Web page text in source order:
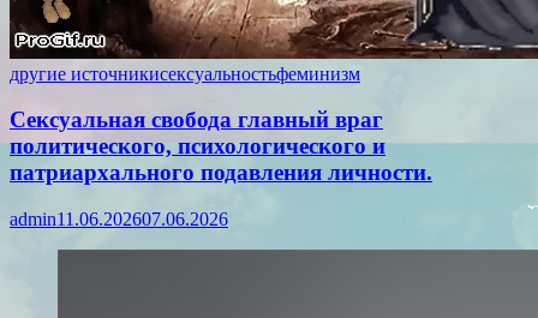
другие источникисексуальностьфеминизм
Сексуальная свобода главный враг
политического, психологического и
патриархального подавления личности.
admin11.06.202607.06.2026